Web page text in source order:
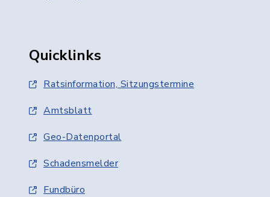
Quicklinks
Ratsinformation, Sitzungstermine
Amtsblatt
Geo-Datenportal
Schadensmelder
Fundbüro